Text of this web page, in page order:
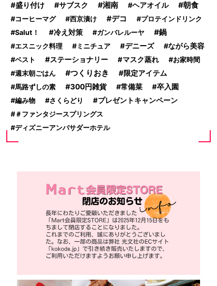
盛り付け サブスク 湘南 ヘアオイル 朝食
コーヒーマグ 西京漬け デコ
プロテインドリンク
Salut！
冷え対策 ガンバレルーヤ 鍋
エスニック料理 ミニチュア デニーズ ながら美容
ベスト ステーショナリー マスク蒸れ
お家時間
週末朝ごはん
つくりおき 限定アイテム
馬路ずしの素 300円雑貨 常備菜 卒入園
編み物 さくらどり プレゼントキャンペーン
＃ファンタジースプリングス
ディズニーアンバサダーホテル